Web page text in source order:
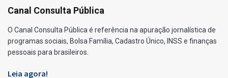
Canal Consulta Pública
O Canal Consulta Pública é referência na apuração jornalística de
programas sociais, Bolsa Família, Cadastro Único, INSS e finanças
pessoais para brasileiros.
Leia agora!